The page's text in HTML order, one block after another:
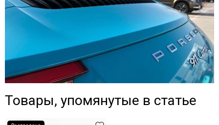
Товары, упомянутые в статье